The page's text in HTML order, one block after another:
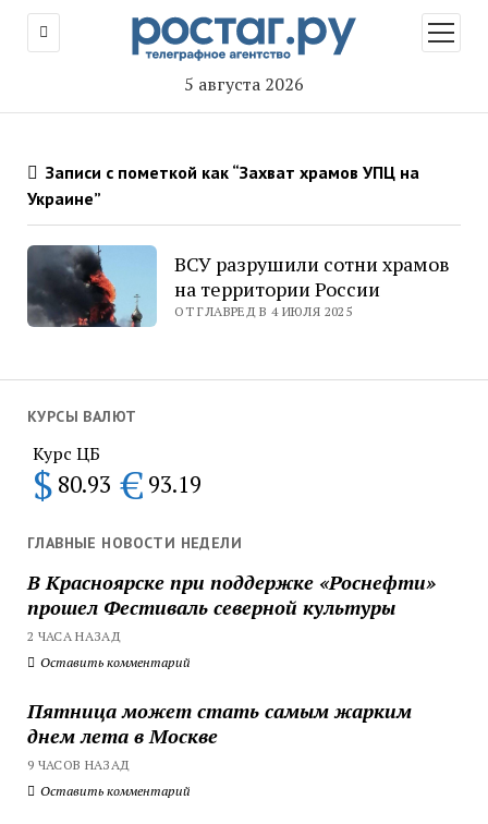
5 августа 2026
меню
КУРСЫ ВАЛЮТ
Курс ЦБ
$ 80.93 € 93.19
ГЛАВНЫЕ НОВОСТИ НЕДЕЛИ
В Красноярске при поддержке «Роснефти»
прошел Фестиваль северной культуры
2 ЧАСА НАЗАД
Оставить комментарий
Пятница может стать самым жарким
днем лета в Москве
9 ЧАСОВ НАЗАД
Оставить комментарий
Записи с пометкой как “Захват храмов УПЦ на
Украине”
ВСУ разрушили сотни храмов
на территории России
ОТ ГЛАВРЕД В 4 ИЮЛЯ 2025